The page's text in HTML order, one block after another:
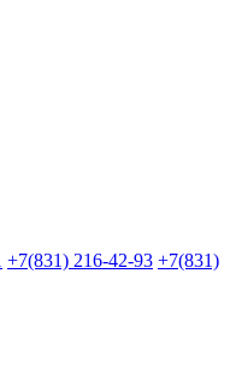
+7(831) 216-42-93 +7(831)